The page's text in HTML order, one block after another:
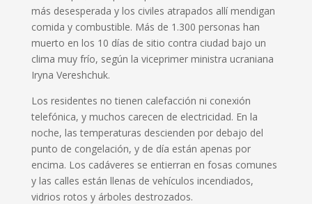
más desesperada y los civiles atrapados allí mendigan
comida y combustible. Más de 1.300 personas han
muerto en los 10 días de sitio contra ciudad bajo un
clima muy frío, según la viceprimer ministra ucraniana
Iryna Vereshchuk.
Los residentes no tienen calefacción ni conexión
telefónica, y muchos carecen de electricidad. En la
noche, las temperaturas descienden por debajo del
punto de congelación, y de día están apenas por
encima. Los cadáveres se entierran en fosas comunes
y las calles están llenas de vehículos incendiados,
vidrios rotos y árboles destrozados.